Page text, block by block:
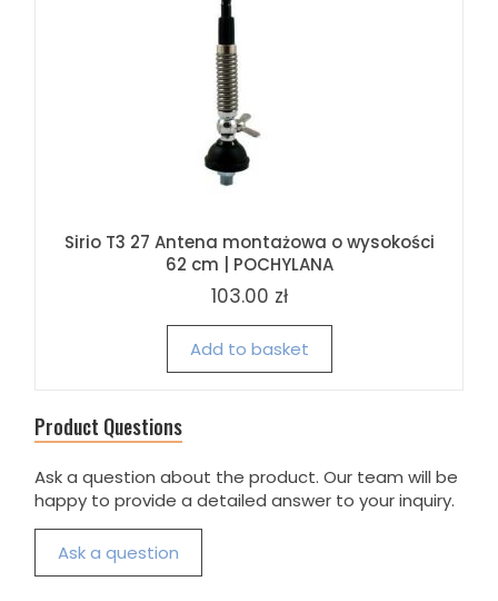
Sirio T3 27 Antena montażowa o wysokości
62 cm | POCHYLANA
103.00 zł
Add to basket
Product Questions
Ask a question about the product. Our team will be
happy to provide a detailed answer to your inquiry.
Ask a question